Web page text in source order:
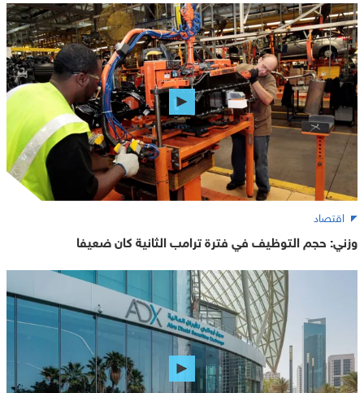
اقتصاد
وزني: حجم التوظيف في فترة ترامب الثانية كان ضعيفا